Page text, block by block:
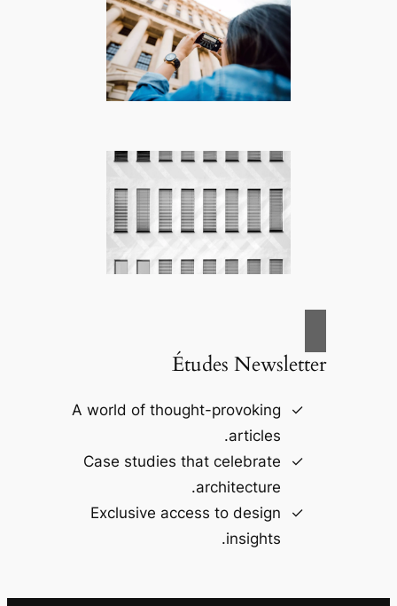
Études Newsletter
A world of thought-provoking
articles.
Case studies that celebrate
architecture.
Exclusive access to design
insights.